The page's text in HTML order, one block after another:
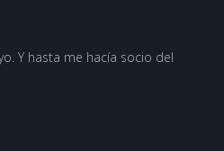
Y hasta me hacía socio del